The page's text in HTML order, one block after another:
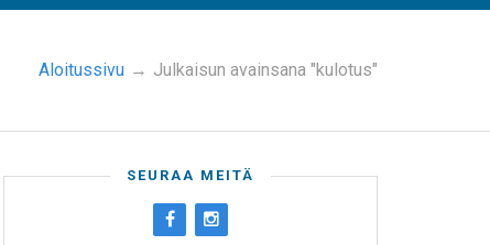
Aloitussivu → Julkaisun avainsana "kulotus"
SEURAA MEITÄ